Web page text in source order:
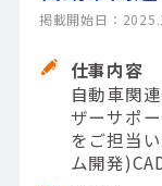
掲載開始日：
仕事内容
自動車関
ザーサポ
をご担当
ム開発